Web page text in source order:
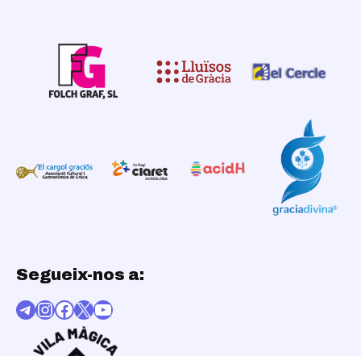
Segueix-nos a:
Telegram
Instagram
Facebook
X YouTube